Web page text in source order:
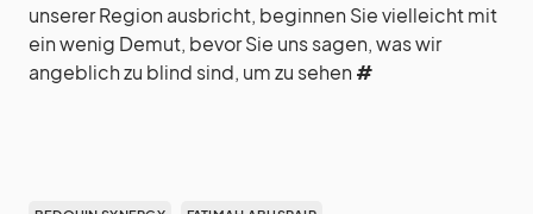
unserer Region ausbricht, beginnen Sie vielleicht mit
ein wenig Demut, bevor Sie uns sagen, was wir
angeblich zu blind sind, um zu sehen #